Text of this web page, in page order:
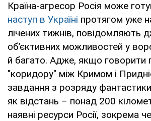
Країна-агресор Росія може
наступ в Україні протягом уже
лічених тижнів, повідомляють
об’єктивних можливостей у
й багато. Адже, якщо говорити
"коридору" між Кримом і
завдання з розряду
як відстань – понад 200
наявні ресурси Росії, зокрема